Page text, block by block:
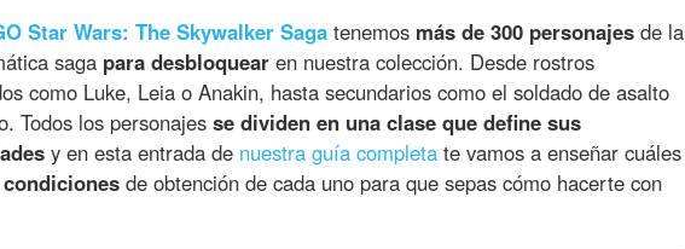
Star Wars: The Skywalker Saga tenemos más de 300 personajes de la
saga para desbloquear en nuestra colección. Desde rostros
como Luke, Leia o Anakin, hasta secundarios como el soldado de asalto
Todos los personajes se dividen en una clase que define sus
y en esta entrada de nuestra guía completa te vamos a enseñar cuáles
condiciones de obtención de cada uno para que sepas cómo hacerte con